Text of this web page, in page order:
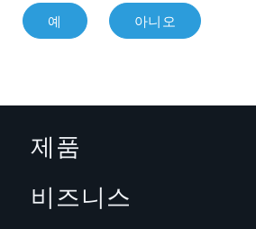
예 아니오
제품
비즈니스